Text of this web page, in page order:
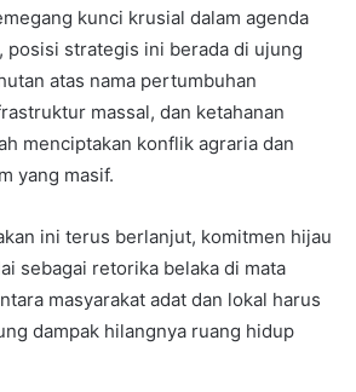
kunci krusial dalam agenda
posisi strategis ini berada di ujung
atas nama pertumbuhan
massal, dan ketahanan
menciptakan konflik agraria dan
yang masif.
ini terus berlanjut, komitmen hijau
sebagai retorika belaka di mata
masyarakat adat dan lokal harus
dampak hilangnya ruang hidup